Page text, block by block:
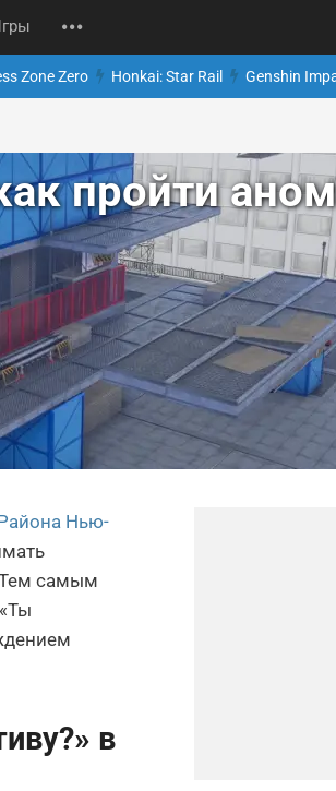
Zone Zero Honkai: Star Rail Genshin
пройти
Нью-
Тем самым
в